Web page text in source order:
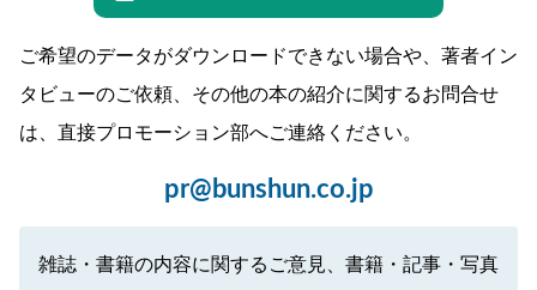
ご希望のデータがダウンロードできない場合や、著者イン
タビューのご依頼、その他の本の紹介に関するお問合せ
は、直接プロモーション部へご連絡ください。
pr@bunshun.co.jp
雑誌・書籍の内容に関するご意見、書籍・記事・写真